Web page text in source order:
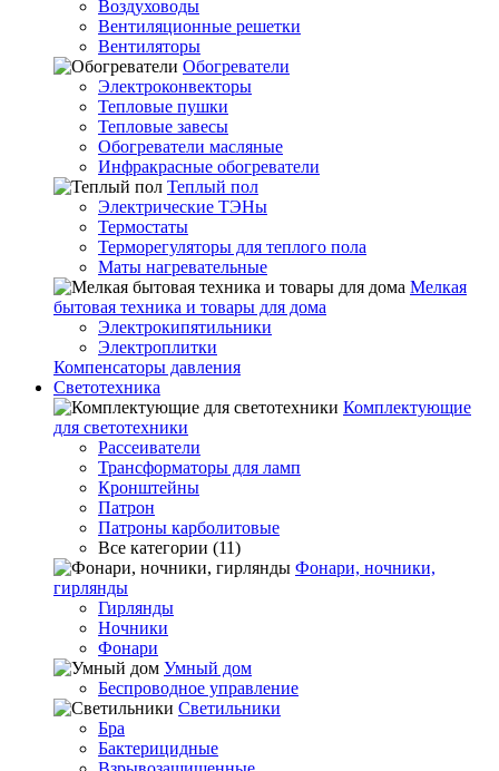
Воздуховоды
Вентиляционные решетки
Вентиляторы
Обогреватели
Электроконвекторы
Тепловые пушки
Тепловые завесы
Обогреватели масляные
Инфракрасные обогреватели
Теплый пол
Электрические ТЭНы
Термостаты
Терморегуляторы для теплого пола
Маты нагревательные
Мелкая
бытовая техника и товары для дома
Электрокипятильники
Электроплитки
Компенсаторы давления
Светотехника
Комплектующие
для светотехники
Рассеиватели
Трансформаторы для ламп
Кронштейны
Патрон
Патроны карболитовые
Все категории (11)
Фонари, ночники,
гирлянды
Гирлянды
Ночники
Фонари
Умный дом
Беспроводное управление
Светильники
Бра
Бактерицидные